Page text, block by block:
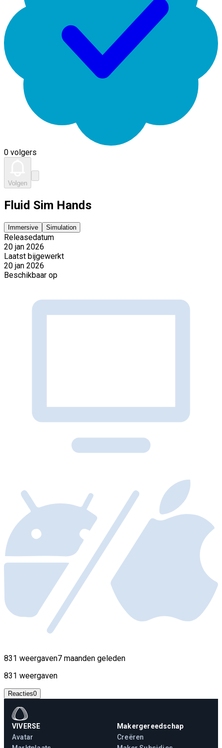
0 volgers
Volgen
Fluid Sim Hands
Immersive Simulation
Releasedatum
20 jan 2026
Laatst bijgewerkt
20 jan 2026
Beschikbaar op
831 weergaven7 maanden geleden
831 weergaven
Reacties0
VIVERSE
Avatar
Makergereedschap
Creëren